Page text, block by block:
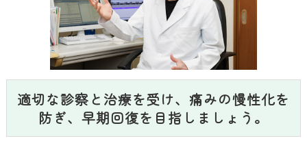
適切な診察と治療を受け、痛みの慢性化を
防ぎ、早期回復を目指しましょう。